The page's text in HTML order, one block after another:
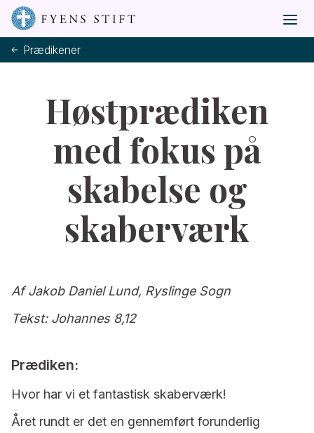
Prædikener
Høstprædiken
med fokus på
skabelse og
skaberværk
Af Jakob Daniel Lund, Ryslinge Sogn
Tekst: Johannes 8,12
Prædiken:
Hvor har vi et fantastisk skaberværk!
Året rundt er det en gennemført forunderlig